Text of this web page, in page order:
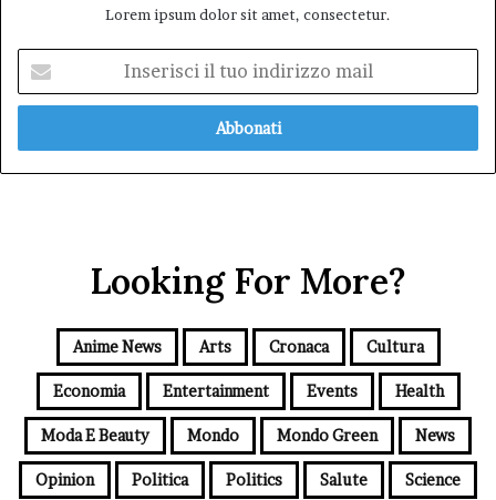
Lorem ipsum dolor sit amet, consectetur.
tuo
mail
Looking For More?
Anime News Arts Cronaca Cultura
Economia Entertainment Events Health
Moda E Beauty Mondo Mondo Green News
Opinion Politica Politics Salute Science